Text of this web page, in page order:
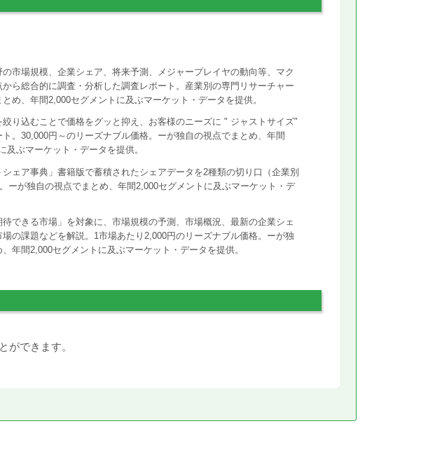
市場規模、企業シェア、将来予測、メジャープレイヤの動向等、マク
から総合的に調査・分析した調査レポート。産業別の専門リサーチャー
め、年間2,000セグメントに及ぶマーケット・データを提供。
り込むことで価格をグッと抑え、お客様のニーズに " ジャストサイズ"
。30,000円～のリーズナブル価格。ーが独自の視点でまとめ、年間
及ぶマーケット・データを提供。
シェア事典」書籍版で蓄積されたシェアデータを2種類の切り口（企業別
ーが独自の視点でまとめ、年間2,000セグメントに及ぶマーケット・デ
待できる市場」を対象に、市場規模の予測、市場概況、最新の企業シェ
の課題などを解説。1市場あたり2,000円のリーズナブル価格。ーが独
年間2,000セグメントに及ぶマーケット・データを提供。
ができます。